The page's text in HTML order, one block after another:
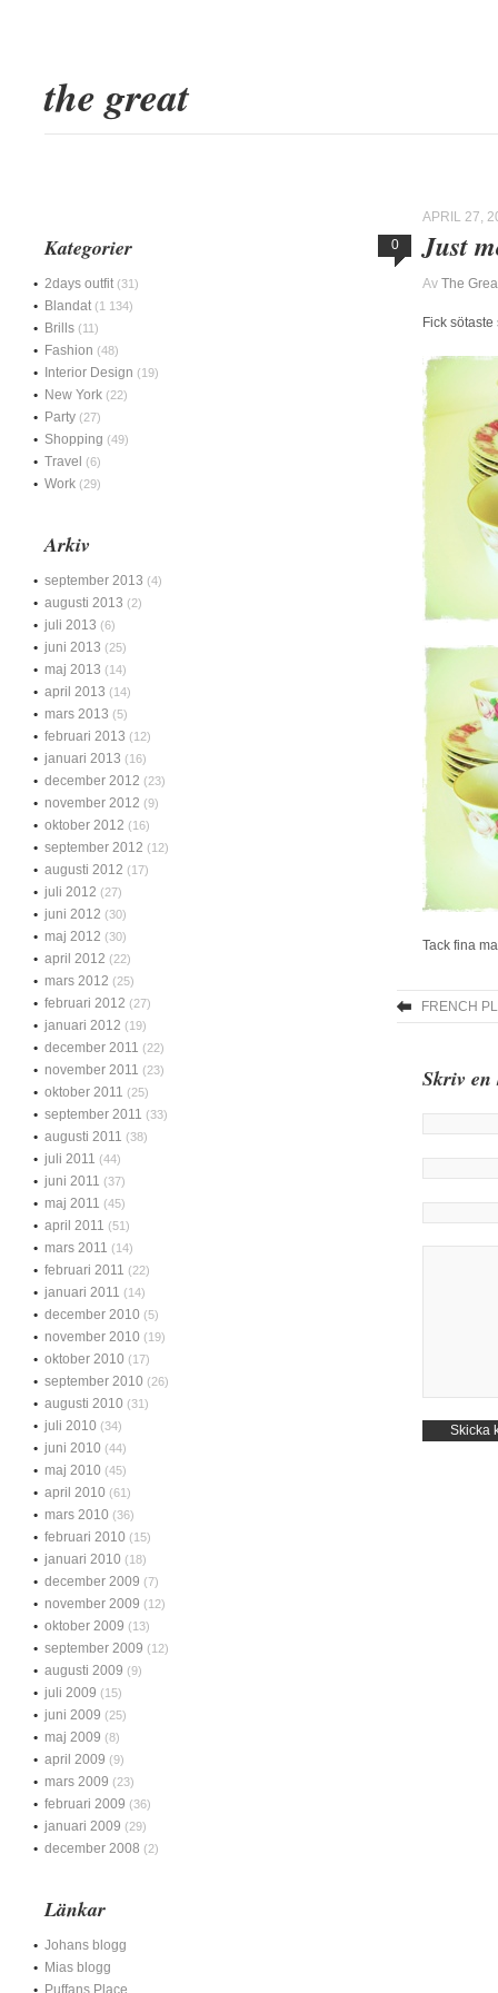
the great
APRIL 27,
0
Just
Av The
Fick
Tack fina
FRENCH
Skriv en
Kategorier
2days outfit (31)
Blandat (1 134)
Brills (11)
Fashion (48)
Interior Design (19)
New York (22)
Party (27)
Shopping (49)
Travel (6)
Work (29)
Arkiv
september 2013 (4)
augusti 2013 (2)
juli 2013 (6)
juni 2013 (25)
maj 2013 (14)
april 2013 (14)
mars 2013 (5)
februari 2013 (12)
januari 2013 (16)
december 2012 (23)
november 2012 (9)
oktober 2012 (16)
september 2012 (12)
augusti 2012 (17)
juli 2012 (27)
juni 2012 (30)
maj 2012 (30)
april 2012 (22)
mars 2012 (25)
februari 2012 (27)
januari 2012 (19)
december 2011 (22)
november 2011 (23)
oktober 2011 (25)
september 2011 (33)
augusti 2011 (38)
juli 2011 (44)
juni 2011 (37)
maj 2011 (45)
april 2011 (51)
mars 2011 (14)
februari 2011 (22)
januari 2011 (14)
december 2010 (5)
november 2010 (19)
oktober 2010 (17)
september 2010 (26)
augusti 2010 (31)
juli 2010 (34)
juni 2010 (44)
maj 2010 (45)
april 2010 (61)
mars 2010 (36)
februari 2010 (15)
januari 2010 (18)
december 2009 (7)
november 2009 (12)
oktober 2009 (13)
september 2009 (12)
augusti 2009 (9)
juli 2009 (15)
juni 2009 (25)
maj 2009 (8)
april 2009 (9)
mars 2009 (23)
februari 2009 (36)
januari 2009 (29)
december 2008 (2)
Länkar
Johans blogg
Mias blogg
Puffans Place